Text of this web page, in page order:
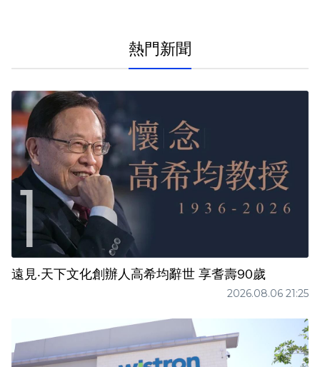
熱門新聞
遠見‧天下文化創辦人高希均辭世 享耆壽90歲
2026.08.06 21:25